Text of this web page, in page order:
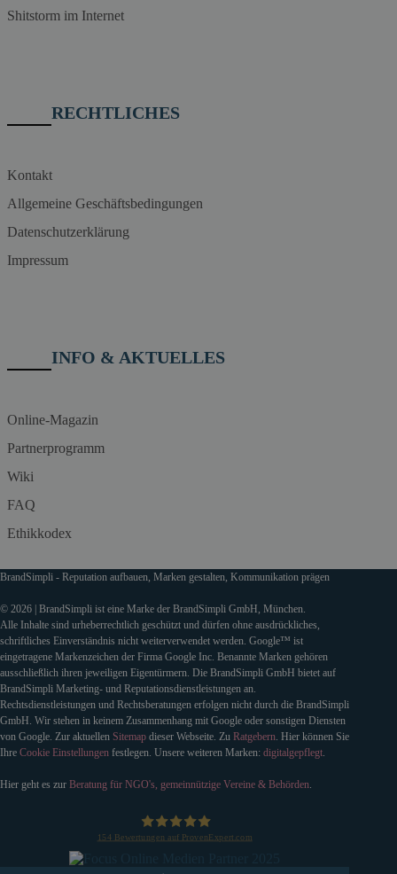
Shitstorm im Internet
RECHTLICHES
Kontakt
Allgemeine Geschäftsbedingungen
Datenschutzerklärung
Impressum
INFO & AKTUELLES
Online-Magazin
Partnerprogramm
Wiki
FAQ
Ethikkodex
BrandSimpli - Reputation aufbauen, Marken gestalten, Kommunikation prägen
© 2026 | BrandSimpli ist eine Marke der BrandSimpli GmbH, München.
Alle Inhalte sind urheberrechtlich geschützt und dürfen ohne ausdrückliches,
schriftliches Einverständnis nicht weiterverwendet werden. Google™ ist
eingetragene Markenzeichen der Firma Google Inc. Benannte Marken gehören
ausschließlich ihren jeweiligen Eigentürmern. Die BrandSimpli GmbH bietet auf
BrandSimpli Marketing- und Reputationsdienstleistungen an.
Rechtsdienstleistungen und Rechtsberatungen erfolgen nicht durch die BrandSimpli
GmbH. Wir stehen in keinem Zusammenhang mit Google oder sonstigen Diensten
von Google. Zur aktuellen Sitemap dieser Webseite. Zu Ratgebern. Hier können Sie
Ihre Cookie Einstellungen festlegen. Unsere weiteren Marken: digitalgepflegt.
Hier geht es zur Beratung für NGO's, gemeinnützige Vereine & Behörden.
154 Bewertungen auf ProvenExpert.com